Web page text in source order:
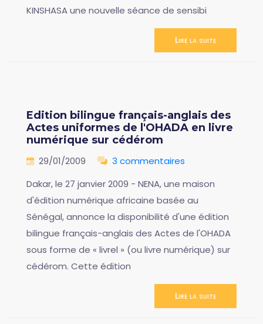
KINSHASA une nouvelle séance de sensibi
Lire la suite
Edition bilingue français-anglais des
Actes uniformes de l'OHADA en livre
numérique sur cédérom
29/01/2009
3 commentaires
Dakar, le 27 janvier 2009 - NENA, une maison
d'édition numérique africaine basée au
Sénégal, annonce la disponibilité d'une édition
bilingue français-anglais des Actes de l'OHADA
sous forme de « livrel » (ou livre numérique) sur
cédérom. Cette édition
Lire la suite